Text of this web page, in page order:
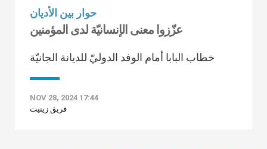
حوار بين الأديان
عزّزوا معنى الإنسانيّة لدى المؤمنين
خطاب البابا أمام الوفد الدوليّ للديانة الجانيّة
NOV 28, 2024 17:44
فريق زينيت